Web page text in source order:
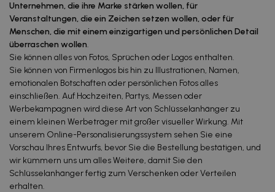
Unternehmen, die ihre Marke stärken wollen, für
Veranstaltungen, die ein Zeichen setzen wollen, oder für
Menschen, die mit einem einzigartigen und persönlichen Detail
überraschen wollen.
Sie können alles von Fotos, Sprüchen oder Logos enthalten.
Sie können von Firmenlogos bis hin zu Illustrationen, Namen,
emotionalen Botschaften oder persönlichen Fotos alles
einschließen. Auf Hochzeiten, Partys, Messen oder
Werbekampagnen wird diese Art von Schlüsselanhänger zu
einem kleinen Werbeträger mit großer visueller Wirkung. Mit
unserem Online-Personalisierungssystem sehen Sie eine
Vorschau Ihres Entwurfs, bevor Sie die Bestellung bestätigen, und
wir kümmern uns um alles Weitere, damit Sie den
Schlüsselanhänger fertig zum Verschenken oder Verteilen
erhalten.